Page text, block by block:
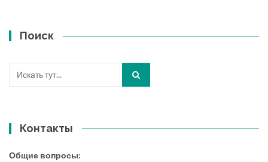
Поиск
Контакты
Общие вопросы: